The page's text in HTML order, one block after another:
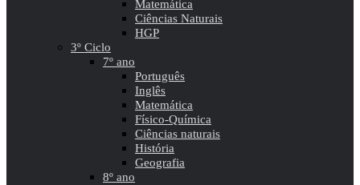
Matemática
Ciências Naturais
HGP
3º Ciclo
7º ano
Português
Inglês
Matemática
Físico-Química
Ciências naturais
História
Geografia
8º ano